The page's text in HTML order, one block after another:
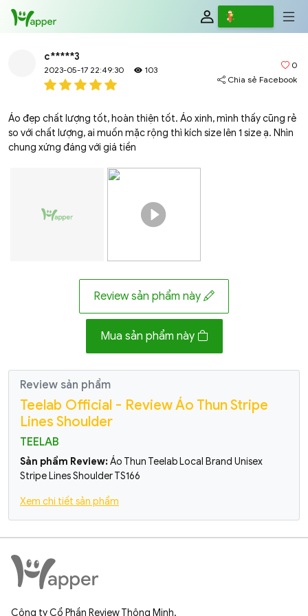
c*****3
2023-05-17 22:49:30 103
0
Chia sẻ Facebook
Áo đẹp chất lượng tốt, hoàn thiện tốt. Áo xinh, mình thấy cũng rẻ
so với chất lượng, ai muốn mặc rộng thì kích size lên 1 size ạ. Nhìn
chung xứng đáng với giá tiền
Review sản phẩm này
Mua sản phẩm này
Review sản phẩm
Teelab Official - Review Áo Thun Stripe
Lines Shoulder
TEELAB
Sản phẩm Review:Áo Thun Teelab Local Brand Unisex
Stripe Lines Shoulder TS166
Xem chi tiết sản phẩm
Công ty Cổ Phần Review Thông Minh.